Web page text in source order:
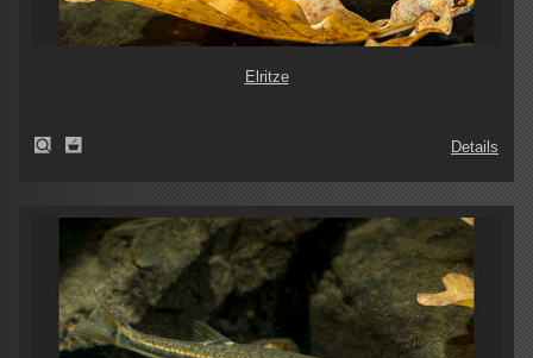
Elritze
Details